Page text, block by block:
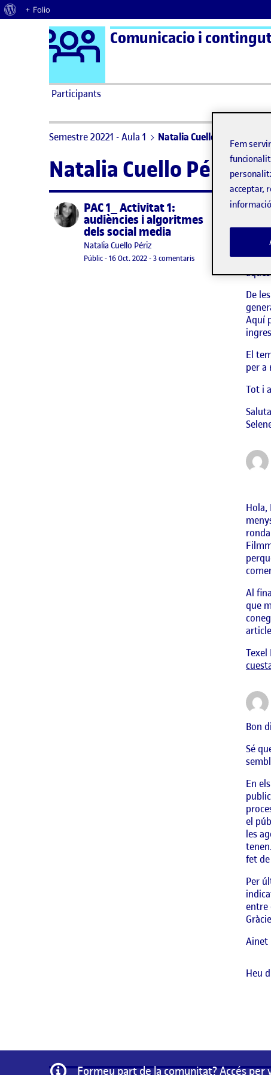
Quant al WordPress
+ Folio
Saltar al contingut Logo Ágora
Comunicacio i
Participants
Semestre 20221 - Aula 1 Natalia Cuello Périz
Natalia Cuello Périz
Publicat perPAC 1_ Activitat 1:
audiències i algoritmes
dels social media
Publicat per
Natalia Cuello Périz
Visibilitat:
Públic-Data de publicació
16 Oct. 2022-3 comentarisa PAC 1_ Activitat 1:
De
Aquí
El
per a
Tot i
Hola,
Al
que
Bon
Sé
En
el
les
fet
Per
entre
Ainet
Heu
Informació
Formeu part de la comunitat? Accés per
Fem servir
acceptar,